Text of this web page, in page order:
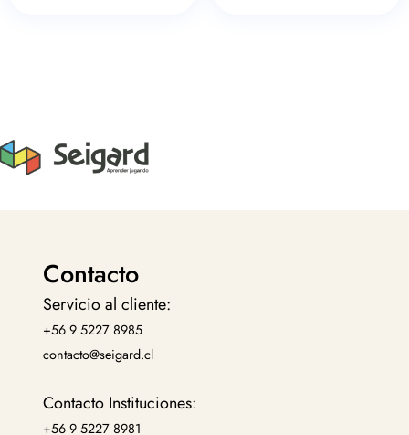
Contacto
Servicio al cliente:
+56 9 5227 8985
contacto@seigard.cl
Contacto Instituciones:
+56 9 5227 8981